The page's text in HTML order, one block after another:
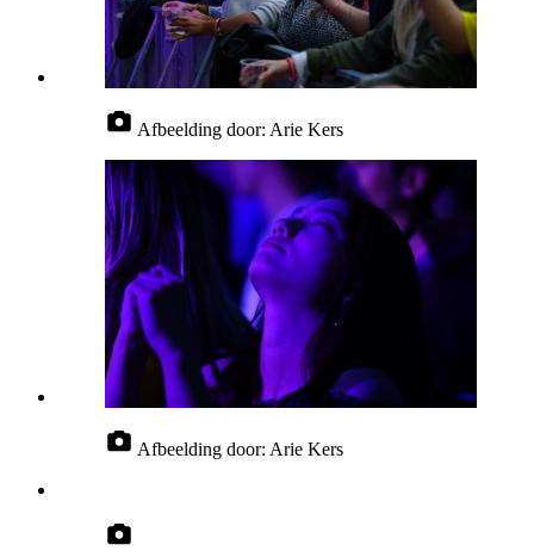
Afbeelding door: Arie Kers
Afbeelding door: Arie Kers